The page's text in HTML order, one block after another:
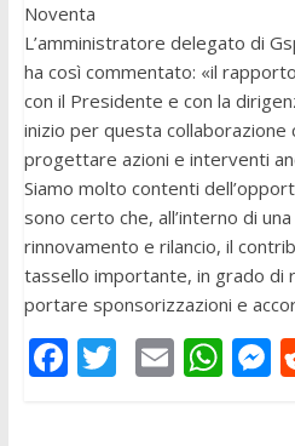
Noventa
L’amministratore delegato di
ha così commentato: «il
con il Presidente e con la
inizio per questa
progettare azioni e interventi
Siamo molto contenti
sono certo che, all’interno di
rinnovamento e rilancio, il
tassello importante, in grado di
portare sponsorizzazioni e
F T E W